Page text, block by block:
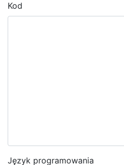
Kod
Język programowania